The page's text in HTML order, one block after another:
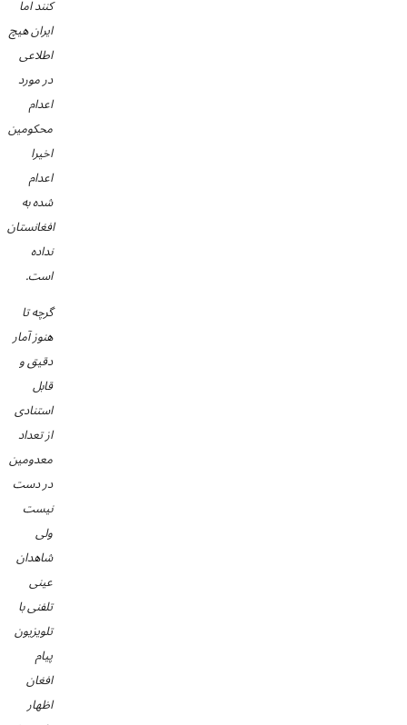
کنند اما
ایران هیچ
اطلاعی
در مورد
اعدام
محکومین
اخیرا
اعدام
شده به
افغانستان
نداده
است.
گرچه تا
هنوز آمار
دقیق و
قابل
استنادی
از تعداد
معدومین
در دست
نیست
ولی
شاهدان
عینی
تلفنی با
تلویزیون
پیام
افغان
اظهار